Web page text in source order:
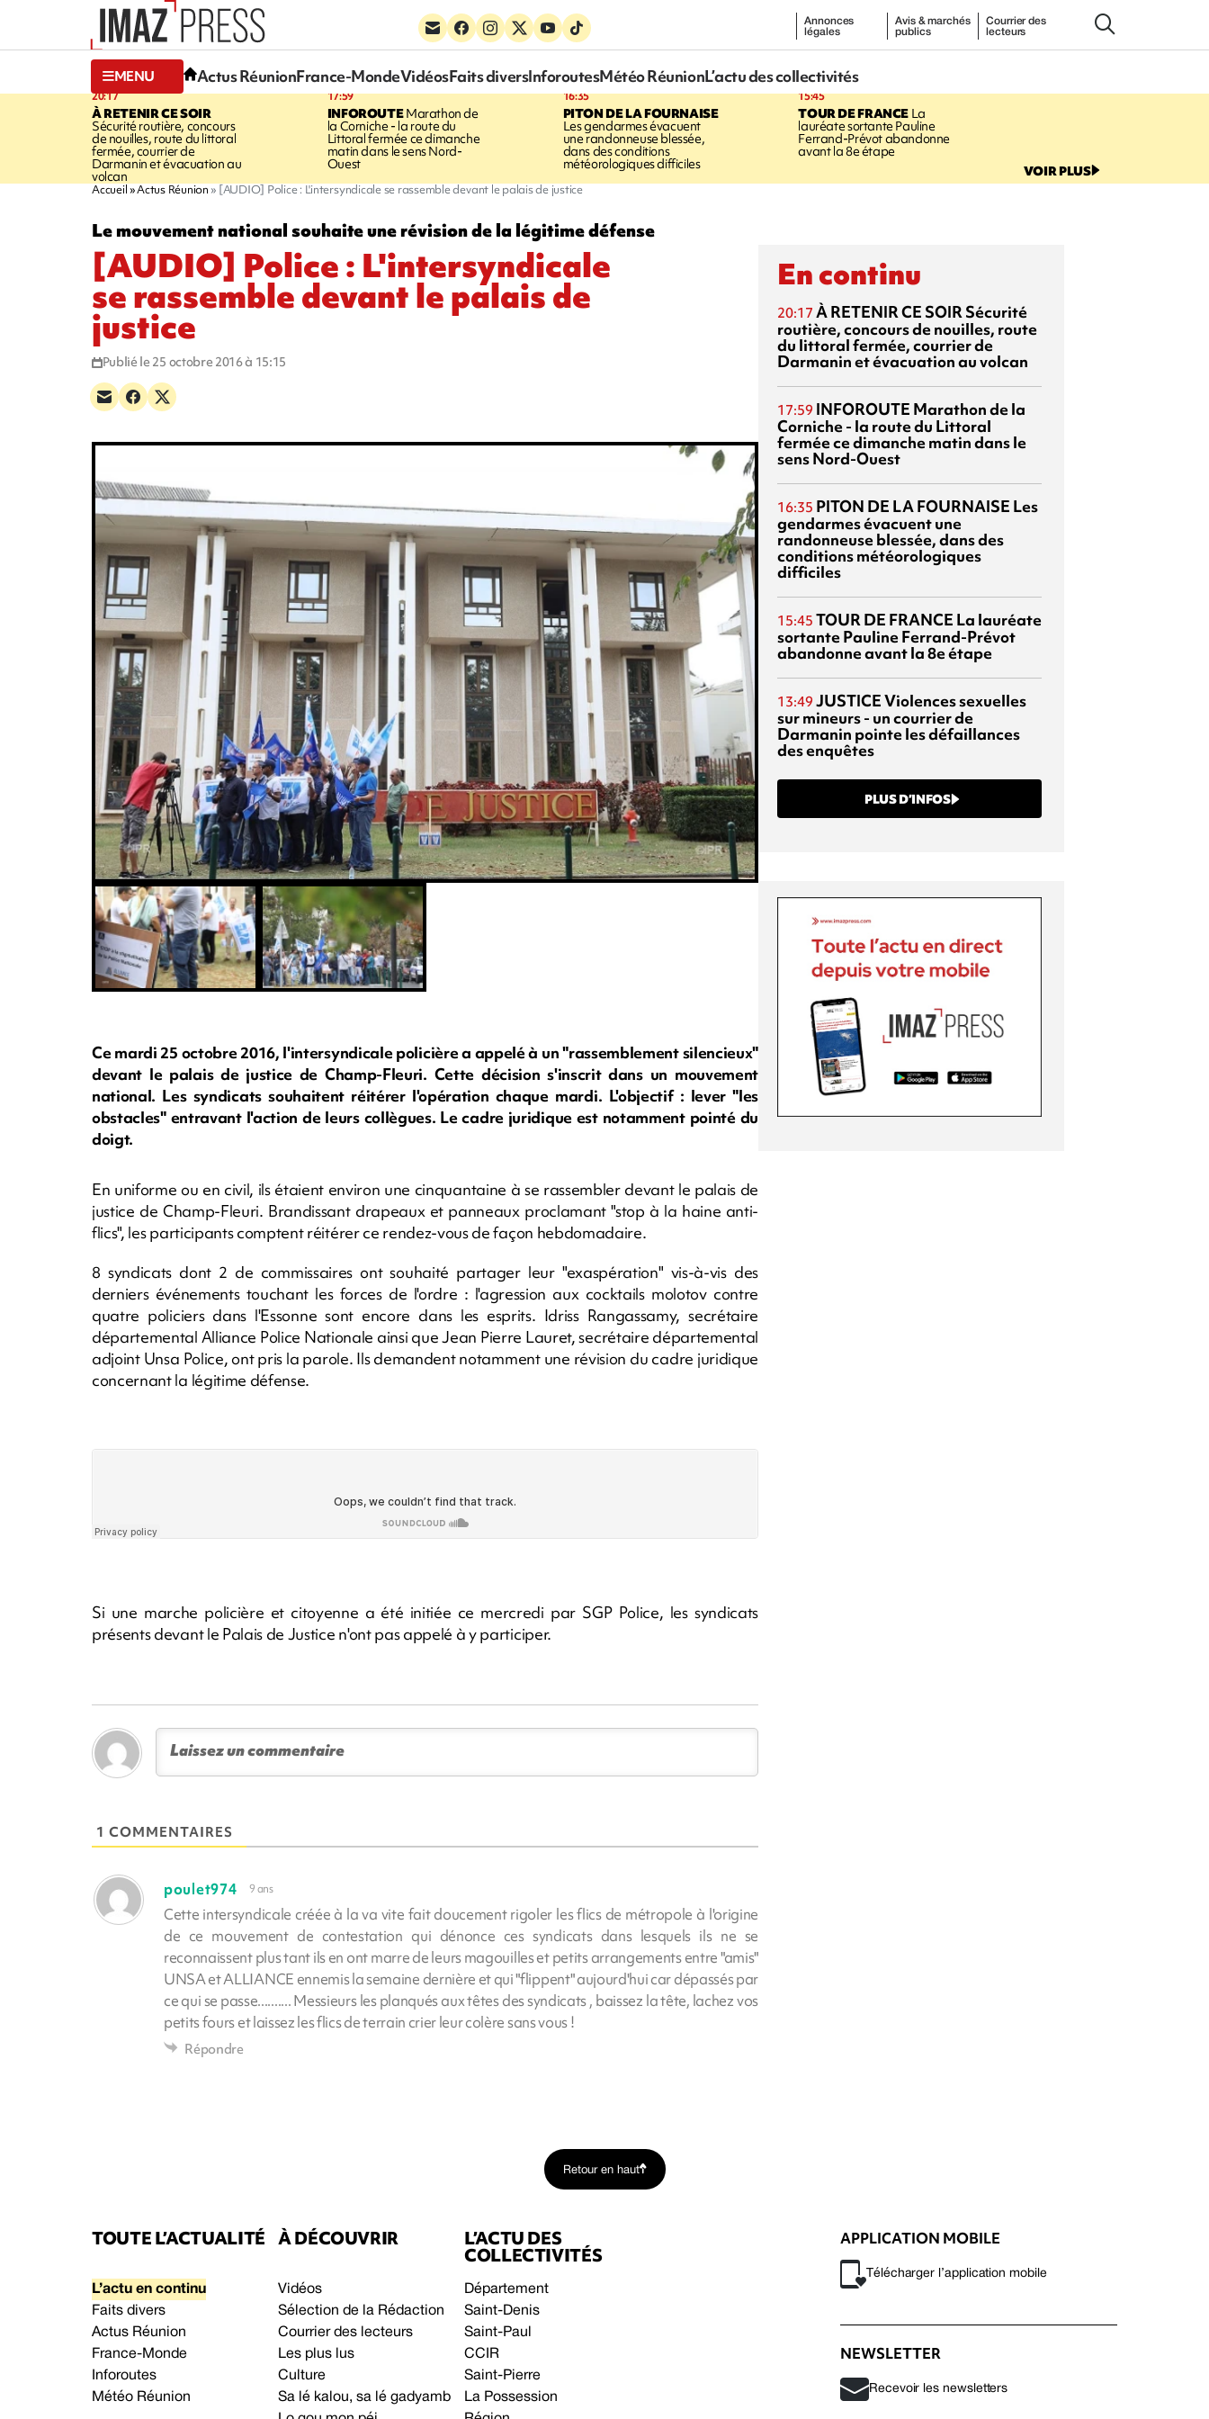
Annonces
légales
Avis & marchés
publics
Courrier des
lecteurs
MENU Actus RéunionFrance-MondeVidéosFaits diversInforoutesMétéo RéunionL’actu des collectivités
20:17
À RETENIR CE SOIR
Sécurité routière, concours
de nouilles, route du littoral
fermée, courrier de
Darmanin et évacuation au
volcan
17:59
INFOROUTEMarathon de
la Corniche - la route du
Littoral fermée ce dimanche
matin dans le sens Nord-
Ouest
16:35
PITON DE LA FOURNAISE
Les gendarmes évacuent
une randonneuse blessée,
dans des conditions
météorologiques difficiles
15:45
TOUR DE FRANCELa
lauréate sortante Pauline
Ferrand-Prévot abandonne
avant la 8e étape
VOIR PLUS
Accueil Actus Réunion [AUDIO] Police : L'intersyndicale se rassemble devant le palais de justice
Le mouvement national souhaite une révision de la légitime défense
[AUDIO] Police : L'intersyndicale
se rassemble devant le palais de
justice
Publié le 25 octobre 2016 à 15:15
Ce mardi 25 octobre 2016, l'intersyndicale policière a appelé à un "rassemblement silencieux"
devant le palais de justice de Champ-Fleuri. Cette décision s'inscrit dans un mouvement
national. Les syndicats souhaitent réitérer l'opération chaque mardi. L'objectif : lever "les
obstacles" entravant l'action de leurs collègues. Le cadre juridique est notamment pointé du
doigt.
En uniforme ou en civil, ils étaient environ une cinquantaine à se rassembler devant le palais de
justice de Champ-Fleuri. Brandissant drapeaux et panneaux proclamant "stop à la haine anti-
flics", les participants comptent réitérer ce rendez-vous de façon hebdomadaire.
8 syndicats dont 2 de commissaires ont souhaité partager leur "exaspération" vis-à-vis des
derniers événements touchant les forces de l'ordre : l'agression aux cocktails molotov contre
quatre policiers dans l'Essonne sont encore dans les esprits. Idriss Rangassamy, secrétaire
départemental Alliance Police Nationale ainsi que Jean Pierre Lauret, secrétaire départemental
adjoint Unsa Police, ont pris la parole. Ils demandent notamment une révision du cadre juridique
concernant la légitime défense.
Si une marche policière et citoyenne a été initiée ce mercredi par SGP Police, les syndicats
présents devant le Palais de Justice n'ont pas appelé à y participer.
1 COMMENTAIRES
poulet974 9 ans
Cette intersyndicale créée à la va vite fait doucement rigoler les flics de métropole à l'origine
de ce mouvement de contestation qui dénonce ces syndicats dans lesquels ils ne se
reconnaissent plus tant ils en ont marre de leurs magouilles et petits arrangements entre "amis"
UNSA et ALLIANCE ennemis la semaine dernière et qui "flippent" aujourd'hui car dépassés par
ce qui se passe.......... Messieurs les planqués aux têtes des syndicats , baissez la tête, lachez vos
petits fours et laissez les flics de terrain crier leur colère sans vous !
Répondre
En continu
20:17 À RETENIR CE SOIR Sécurité
routière, concours de nouilles, route
du littoral fermée, courrier de
Darmanin et évacuation au volcan
17:59 INFOROUTE Marathon de la
Corniche - la route du Littoral
fermée ce dimanche matin dans le
sens Nord-Ouest
16:35 PITON DE LA FOURNAISE Les
gendarmes évacuent une
randonneuse blessée, dans des
conditions météorologiques
difficiles
15:45 TOUR DE FRANCE La lauréate
sortante Pauline Ferrand-Prévot
abandonne avant la 8e étape
13:49 JUSTICEViolences sexuelles
sur mineurs - un courrier de
Darmanin pointe les défaillances
des enquêtes
PLUS D’INFOS
Retour en haut
TOUTE L’ACTUALITÉ
L’actu en continu
Faits divers
Actus Réunion
France-Monde
Inforoutes
Météo Réunion
À DÉCOUVRIR
Vidéos
Sélection de la Rédaction
Courrier des lecteurs
Les plus lus
Culture
Sa lé kalou, sa lé gadyamb
L’ACTU DES
COLLECTIVITÉS
Département
Saint-Denis
Saint-Paul
CCIR
Saint-Pierre
La Possession
APPLICATION MOBILE
Télécharger l’application mobile
NEWSLETTER
Recevoir les newsletters